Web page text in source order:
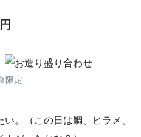
限定
。（この日は鯛、ヒラメ、